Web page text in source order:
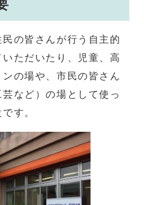
の皆さんが行う自主的
ただいたり、児童、高
の場や、市民の皆さん
など）の場として使っ
す。